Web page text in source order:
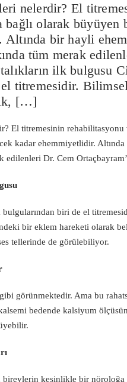
nelerdir? El
olarak büyüyen
bir hayli
tüm merak
ilk bulgusu
titremesidir.
[…]
El titremesinin
kadar ehemmiyetlidir.
edilenleri Dr. Cem
biri de el
bir eklem hareketi olarak
tellerinde de görülebiliyor.
görünmektedir. Ama bu
bedende kalsiyum
kesinlikle bir